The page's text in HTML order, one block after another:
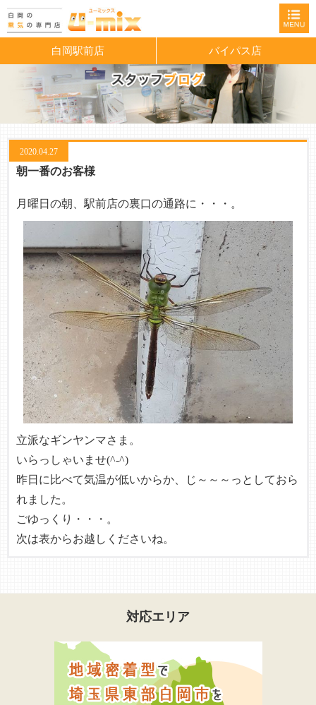
白岡駅前店 バイパス店
2020.04.27
朝一番のお客様
月曜日の朝、駅前店の裏口の通路に・・・。
立派なギンヤンマさま。
いらっしゃいませ(^-^)
昨日に比べて気温が低いからか、じ～～～っとしておら
れました。
ごゆっくり・・・。
次は表からお越しくださいね。
対応エリア